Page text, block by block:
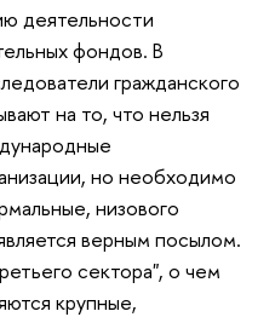
деятельности
фондов. В
гражданского
на то, что нельзя
но необходимо
низового
верным посылом.
сектора", о чем
крупные,